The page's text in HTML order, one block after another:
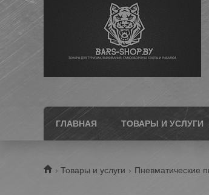
ГЛАВНАЯ ТОВАРЫ И УСЛУГИ
Товары и услуги Пневматические